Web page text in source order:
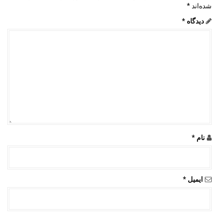
شده‌اند *
دیدگاه *
نام *
ایمیل *